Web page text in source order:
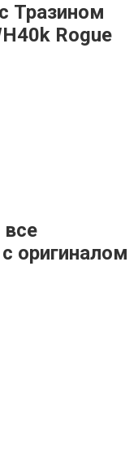
Тразином
Rogue
все
оригиналом